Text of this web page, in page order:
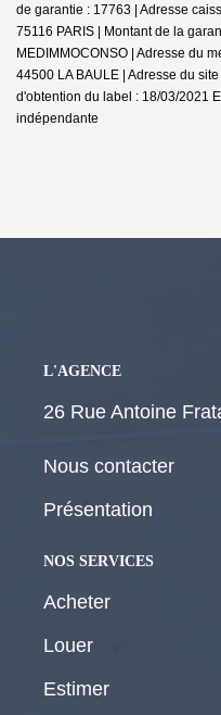
de garantie : 17763 | Adresse
75116 PARIS | Montant de la
MEDIMMOCONSO | Adresse du
44500 LA BAULE | Adresse du site
d'obtention du label : 18/03/2021
indépendante
L'AGENCE
26 Rue Antoine
Nous contacter
Présentation
NOS SERVICES
Acheter
Louer
Estimer